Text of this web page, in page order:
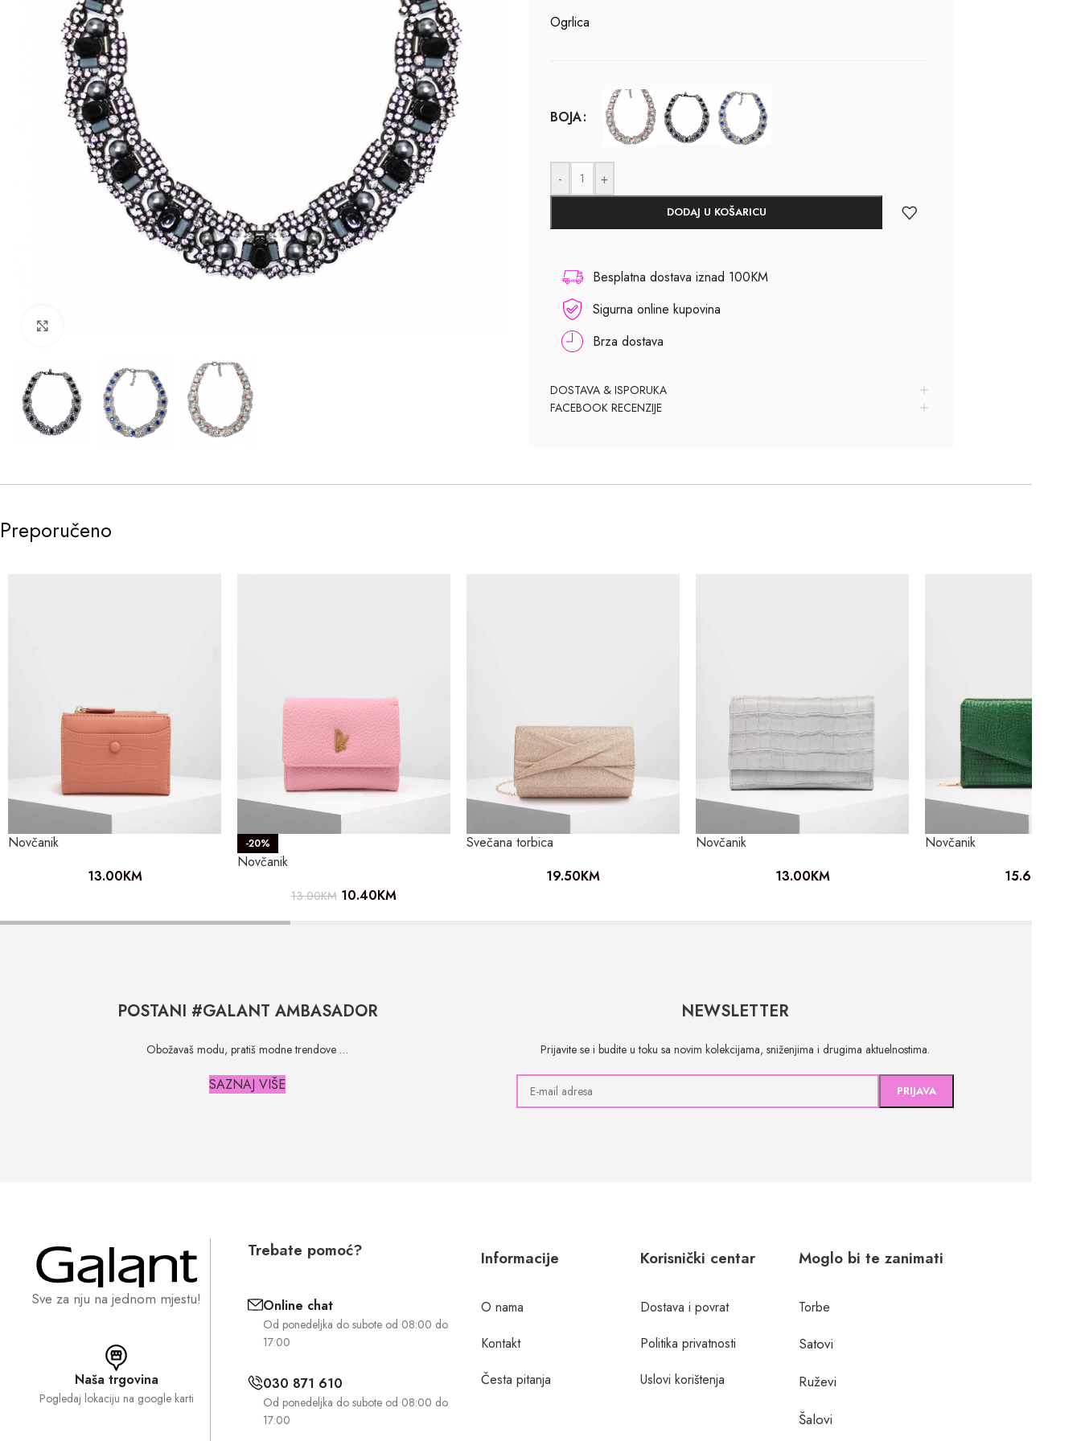
Ogrlica
BOJA
- +
DODAJ U KOŠARICU
Besplatna dostava iznad 100KM
Sigurna online kupovina
Brza dostava
DOSTAVA & ISPORUKA
FACEBOOK RECENZIJE
Preporučeno
Novčanik
13.00KM
-20%
Novčanik
13.00KM 10.40KM
Svečana torbica
19.50KM
Novčanik
13.00KM
Novčanik
15.60
POSTANI #GALANT AMBASADOR
Obožavaš modu, pratiš modne trendove …
SAZNAJ VIŠE
NEWSLETTER
Prijavite se i budite u toku sa novim kolekcijama, sniženjima i drugima aktuelnostima.
Sve za nju na jednom mjestu!
Naša trgovina
Pogledaj lokaciju na google karti
Trebate pomoć?
Online chat
Od ponedeljka do subote od 08:00 do
17:00
030 871 610
Od ponedeljka do subote od 08:00 do
17:00
Informacije
O nama
Kontakt
Česta pitanja
Korisnički centar
Dostava i povrat
Politika privatnosti
Uslovi korištenja
Moglo bi te zanimati
Torbe
Satovi
Ruževi
Šalovi